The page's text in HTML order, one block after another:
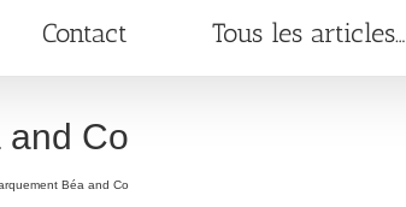
Contact Tous les articles…
and Co
Béa and Co